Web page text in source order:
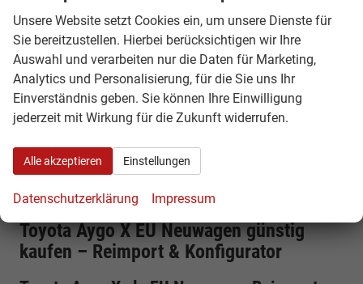
Fahrzeugnr. 46564 Getriebe
Automatik
Kraftstoff Hybrid Benzin Leistung 85 kW (116 PS)
24.580,– €
incl. 19% MwSt.
Kontakt & Angebot anfordern
PDF-Datei, Fahrzeugexposé
Fahrzeug merken/
Verbrauch kombiniert: 3,70 l/100km
CO2-Klasse: B
Toyota Aygo X EU Neuwagen günstig
kaufen – Reimport & Konfigurator
Unsere Website setzt Cookies ein, um unsere Dienste für
Sie bereitzustellen. Hierbei berücksichtigen wir Ihre
Auswahl und verarbeiten nur die Daten für Marketing,
Analytics und Personalisierung, für die Sie uns Ihr
Einverständnis geben. Sie können Ihre Einwilligung
jederzeit mit Wirkung für die Zukunft widerrufen.
Alle akzeptieren Einstellungen
Datenschutzerklärung Impressum